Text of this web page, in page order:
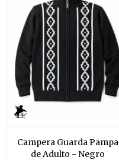
Campera Guarda Pampa
de Adulto - Negro